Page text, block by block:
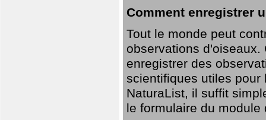
Comment enregistrer
Tout le monde peut
observations
enregistrer des
scientifiques utiles pour
NaturaList, il suffit
le formulaire du module